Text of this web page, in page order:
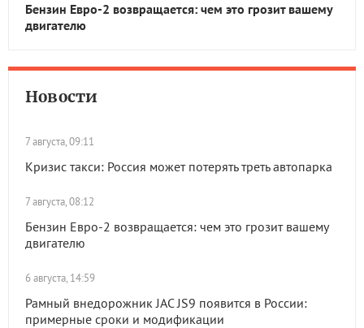
Бензин Евро-2 возвращается: чем это грозит вашему
двигателю
Новости
7 августа, 09:11
Кризис такси: Россия может потерять треть автопарка
7 августа, 08:12
Бензин Евро-2 возвращается: чем это грозит вашему
двигателю
6 августа, 14:59
Рамный внедорожник JAC JS9 появится в России:
примерные сроки и модификации